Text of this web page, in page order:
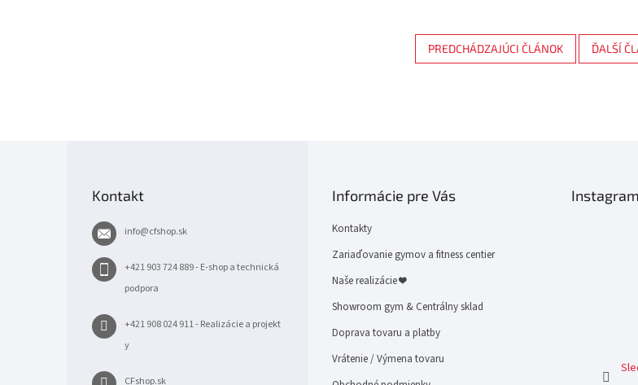
PREDCHÁDZAJÚCI ČLÁNOK ĎALŠÍ
Kontakt
info@cfshop.sk
+421 903 724 889 - E-shop a technická
podpora
+421 908 024 911 - Realizácie a projekt
y
CFshop.sk
Informácie pre Vás
Kontakty
Zariaďovanie gymov a fitness centier
Naše realizácie ❤
Showroom gym & Centrálny sklad
Doprava tovaru a platby
Vrátenie / Výmena tovaru
Instagram